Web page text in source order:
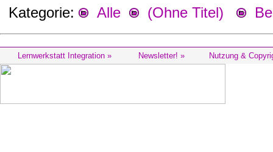
Kategorie: Alle (Ohne Titel)
Lernwerkstatt Integration » Newsletter! » Nutzung &